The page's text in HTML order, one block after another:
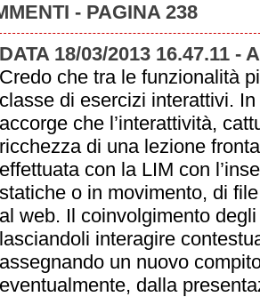
- PAGINA 238
DATA 18/03/2013 16.47.11 -
Credo che tra le funzionalità
classe di esercizi interattivi.
accorge che l’interattività,
ricchezza di una lezione
effettuata con la LIM con
statiche o in movimento, di
al web. Il coinvolgimento
lasciandoli interagire
assegnando un nuovo
eventualmente, dalla